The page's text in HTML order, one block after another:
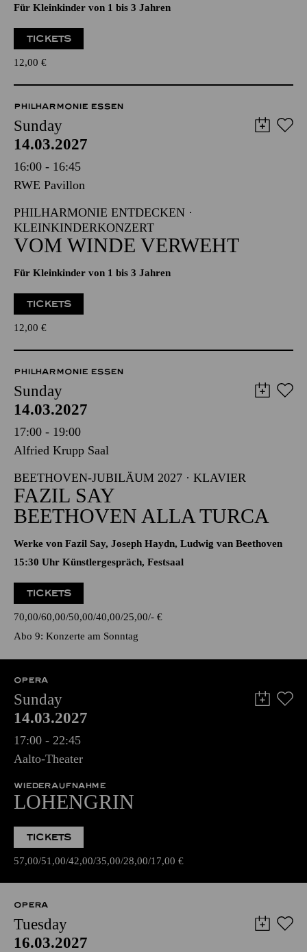
Für Kleinkinder von 1 bis 3 Jahren
TICKETS
12,00 €
PHILHARMONIE ESSEN
Sunday
14.03.2027
16:00 - 16:45
RWE Pavillon
PHILHARMONIE ENTDECKEN ·
KLEINKINDERKONZERT
VOM WINDE VERWEHT
Für Kleinkinder von 1 bis 3 Jahren
TICKETS
12,00 €
PHILHARMONIE ESSEN
Sunday
14.03.2027
17:00 - 19:00
Alfried Krupp Saal
BEETHOVEN-JUBILÄUM 2027 · KLAVIER
FAZIL SAY
BEETHOVEN ALLA TURCA
Werke von Fazil Say, Joseph Haydn, Ludwig van Beethoven
15:30 Uhr Künstlergespräch, Festsaal
TICKETS
70,00 60,00 50,00 40,00 25,00 - €
Abo 9: Konzerte am Sonntag
OPERA
Sunday
14.03.2027
17:00 - 22:45
Aalto-Theater
WIEDERAUFNAHME
LOHENGRIN
TICKETS
57,00 51,00 42,00 35,00 28,00 17,00 €
OPERA
Tuesday
16.03.2027